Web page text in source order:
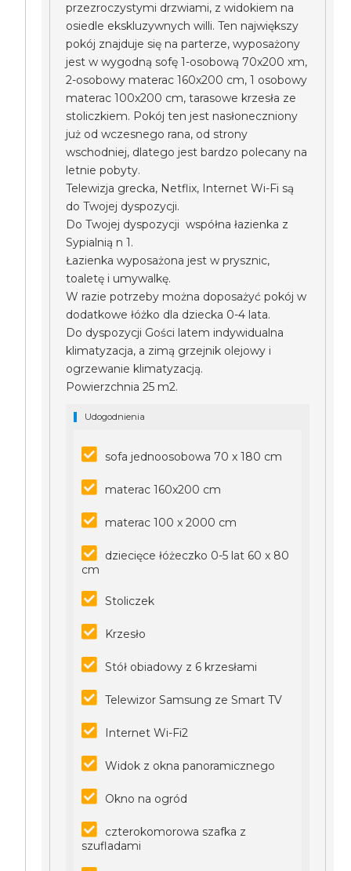
przezroczystymi drzwiami, z widokiem na
osiedle ekskluzywnych willi. Ten największy
pokój znajduje się na parterze, wyposażony
jest w wygodną sofę 1-osobową 70x200 xm,
2-osobowy materac 160x200 cm, 1 osobowy
materac 100x200 cm, tarasowe krzesła ze
stoliczkiem. Pokój ten jest nasłoneczniony
już od wczesnego rana, od strony
wschodniej, dlatego jest bardzo polecany na
letnie pobyty.
Telewizja grecka, Netflix, Internet Wi-Fi są
do Twojej dyspozycji.
Do Twojej dyspozycji współna łazienka z
Sypialnią n 1.
Łazienka wyposażona jest w prysznic,
toaletę i umywalkę.
W razie potrzeby można doposażyć pokój w
dodatkowe łóżko dla dziecka 0-4 lata.
Do dyspozycji Gości latem indywidualna
klimatyzacja, a zimą grzejnik olejowy i
ogrzewanie klimatyzacją.
Powierzchnia 25 m2.
Udogodnienia
sofa jednoosobowa 70 x 180 cm
materac 160x200 cm
materac 100 x 2000 cm
dziecięce łóżeczko 0-5 lat 60 x 80
cm
Stoliczek
Krzesło
Stół obiadowy z 6 krzesłami
Telewizor Samsung ze Smart TV
Internet Wi-Fi2
Widok z okna panoramicznego
Okno na ogród
czterokomorowa szafka z
szufladami